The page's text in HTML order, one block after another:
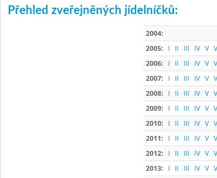
Přehled zveřejněných jídelníčků:
2004:
2005:
I II III IV V
2006:
I II III IV V
2007:
I II III IV V
2008:
I II III IV V
2009:
I II III IV V
2010:
I II III IV V
2011:
I II III IV V
2012:
I II III IV V
2013:
I II III IV V